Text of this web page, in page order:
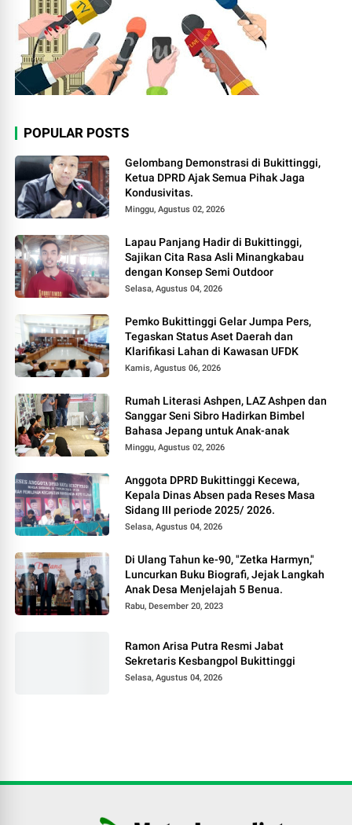
POPULAR POSTS
Gelombang Demonstrasi di Bukittinggi,
Ketua DPRD Ajak Semua Pihak Jaga
Kondusivitas.
Minggu, Agustus 02, 2026
Lapau Panjang Hadir di Bukittinggi,
Sajikan Cita Rasa Asli Minangkabau
dengan Konsep Semi Outdoor
Selasa, Agustus 04, 2026
Pemko Bukittinggi Gelar Jumpa Pers,
Tegaskan Status Aset Daerah dan
Klarifikasi Lahan di Kawasan UFDK
Kamis, Agustus 06, 2026
Rumah Literasi Ashpen, LAZ Ashpen dan
Sanggar Seni Sibro Hadirkan Bimbel
Bahasa Jepang untuk Anak-anak
Minggu, Agustus 02, 2026
Anggota DPRD Bukittinggi Kecewa,
Kepala Dinas Absen pada Reses Masa
Sidang III periode 2025/ 2026.
Selasa, Agustus 04, 2026
Di Ulang Tahun ke-90, "Zetka Harmyn,"
Luncurkan Buku Biografi, Jejak Langkah
Anak Desa Menjelajah 5 Benua.
Rabu, Desember 20, 2023
Ramon Arisa Putra Resmi Jabat
Sekretaris Kesbangpol Bukittinggi
Selasa, Agustus 04, 2026